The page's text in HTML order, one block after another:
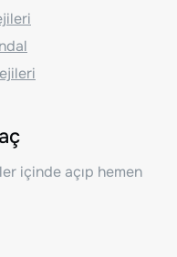
içinde açıp hemen